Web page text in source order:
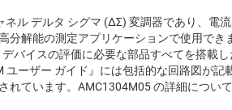
ネル デルタ シグマ (ΔΣ) 変調器であり、電
解能の測定アプリケーションで使用でき
バイスの評価に必要な部品すべてを搭載
ユーザー ガイド』には包括的な回路図が記
れています。AMC1304M05 の詳細につい